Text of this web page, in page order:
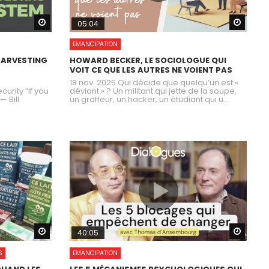
Watch Later
“If you
Bill
05:04
EMANCIPATION
HOWARD BECKER, LE SOCIOLOGUE QUI
VOIT CE QUE LES AUTRES NE VOIENT PAS
18 nov. 2025 Qui décide que quelqu’un est «
déviant » ? Un militant qui jette de la soupe,
un graffeur, un hacker, un étudiant qui u...
Watch Later
40:05
EMANCIPATION